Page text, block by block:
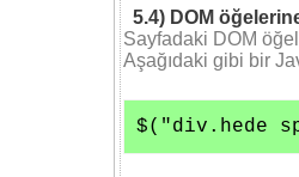
5.4) DOM
Sayfadaki DOM
Aşağıdaki gibi bir
$("div.hede